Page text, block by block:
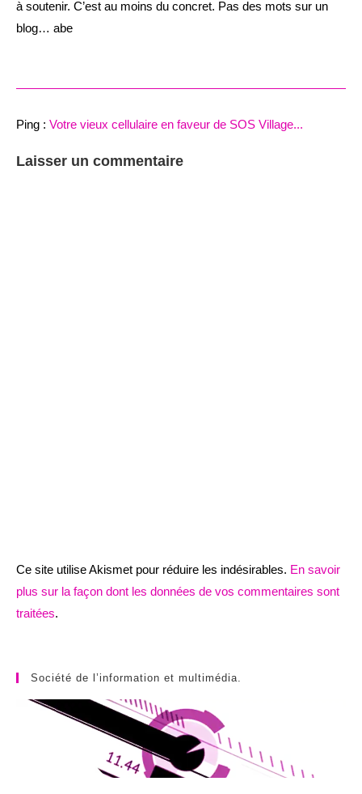
à soutenir. C’est au moins du concret. Pas des mots sur un
blog… abe
Ping : Votre vieux cellulaire en faveur de SOS Village...
Laisser un commentaire
Ce site utilise Akismet pour réduire les indésirables. En savoir
plus sur la façon dont les données de vos commentaires sont
traitées.
Société de l’information et multimédia.